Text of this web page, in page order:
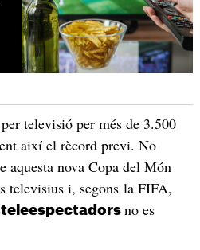
televisió per més de 3.500
així el rècord previ. No
aquesta nova Copa del Món
televisius i, segons la FIFA,
no es